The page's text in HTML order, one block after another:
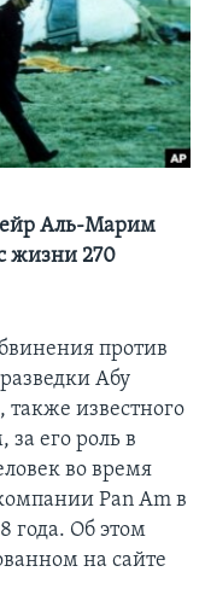
Аль-Марим
жизни 270
против
Абу
известного
его роль в
во время
Pan Am в
года. Об этом
на сайте